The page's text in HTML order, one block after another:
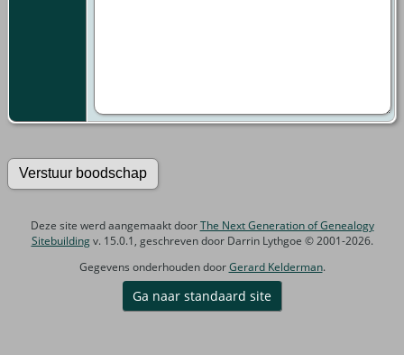
Deze site werd aangemaakt doorThe Next Generation of Genealogy
Sitebuildingv. 15.0.1, geschreven door Darrin Lythgoe © 2001-2026.
Gegevens onderhouden doorGerard Kelderman.
Ga naar standaard site